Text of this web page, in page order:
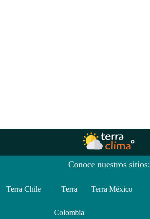
Conoce nuestros sitios:
Terra Chile Terra
Colombia
Terra México